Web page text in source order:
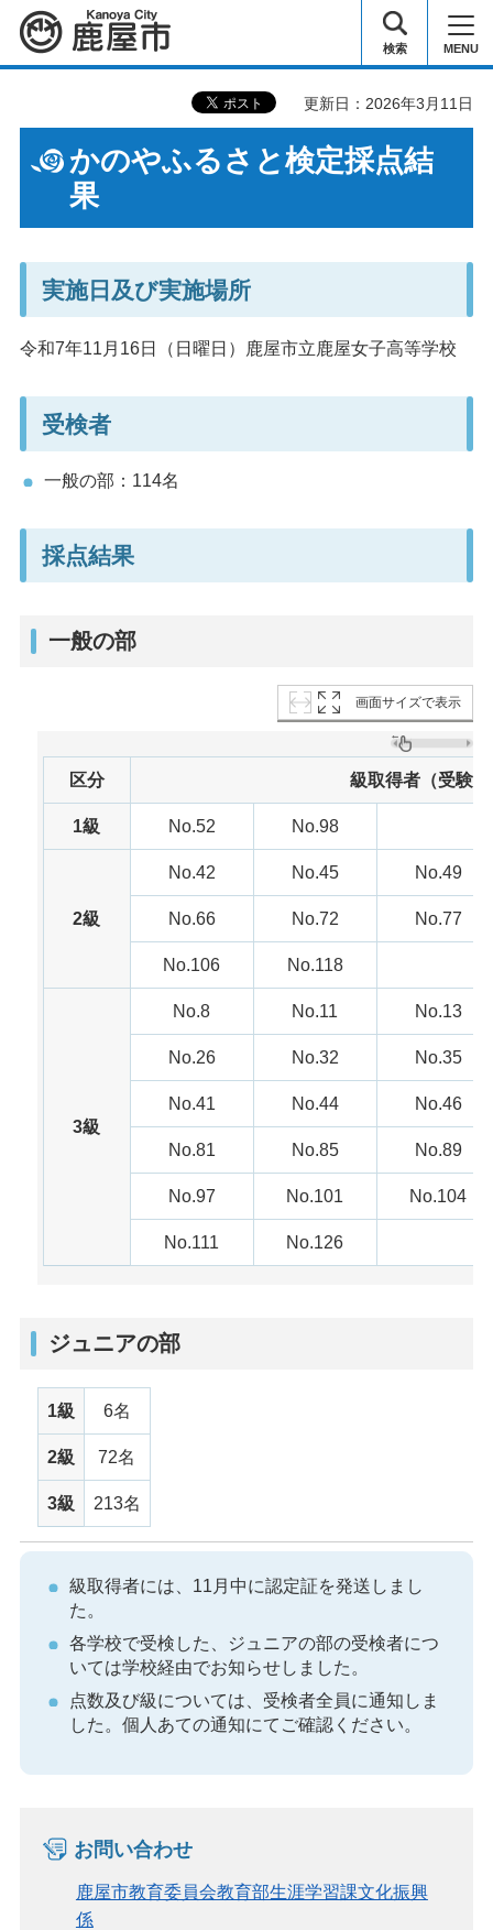
鹿屋市 検索 MENU
更新日：2026年3月11日
かのやふるさと検定採点結
果
実施日及び実施場所
令和7年11月16日（日曜日）鹿屋市立鹿屋女子高等学校
受検者
一般の部：114名
採点結果
一般の部
画面サイズで表示
区分 級取得者（受験
1級 No.52 No.98
2級
No.42 No.45 No.49
No.66 No.72 No.77
No.106 No.118
3級
No.8 No.11 No.13
No.26 No.32 No.35
No.41 No.44 No.46
No.81 No.85 No.89
No.97 No.101 No.104
No.111 No.126
ジュニアの部
1級 6名
2級 72名
3級 213名
級取得者には、11月中に認定証を発送しまし
た。
各学校で受検した、ジュニアの部の受検者につ
いては学校経由でお知らせしました。
点数及び級については、受検者全員に通知しま
した。個人あての通知にてご確認ください。
お問い合わせ
鹿屋市教育委員会教育部生涯学習課文化振興
係